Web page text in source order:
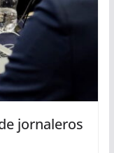
jornaleros